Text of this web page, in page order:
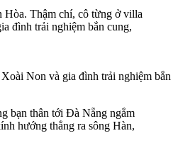
Non và gia đình trải nghiệm bắn